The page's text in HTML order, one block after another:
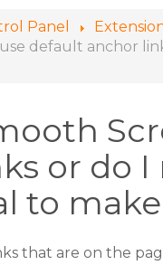
Panel
default anchor
or do I
to
that are on the